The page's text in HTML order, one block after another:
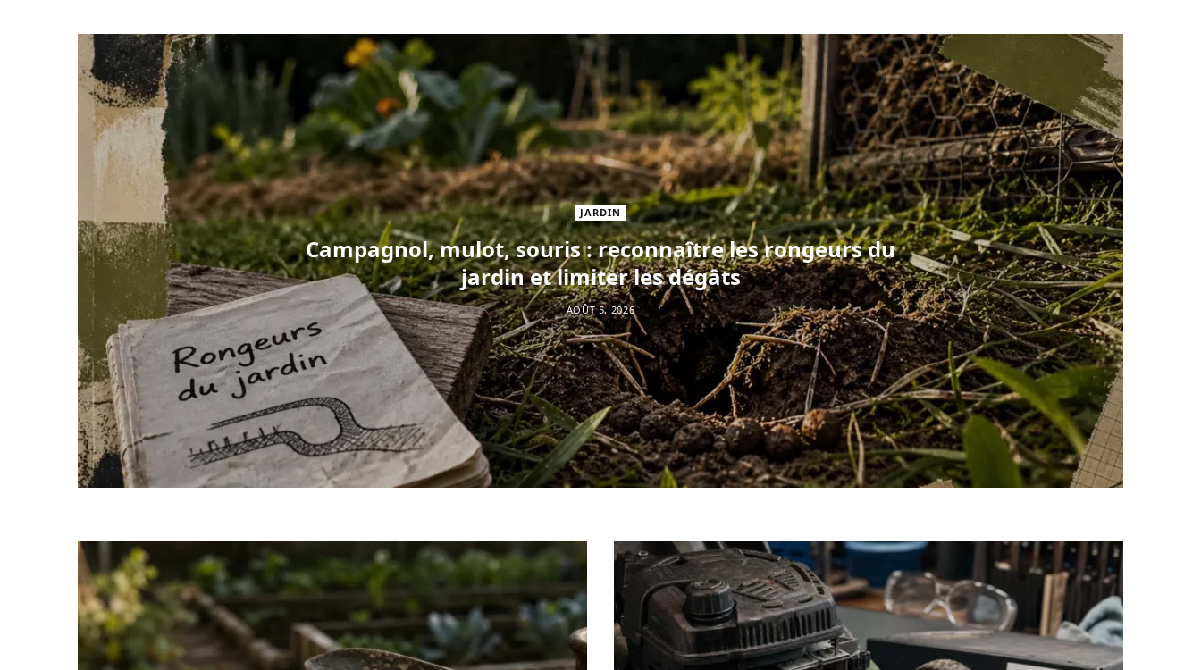
JARDIN
Campagnol, mulot, souris : reconnaître les rongeurs du
jardin et limiter les dégâts
AOÛT 5, 2026